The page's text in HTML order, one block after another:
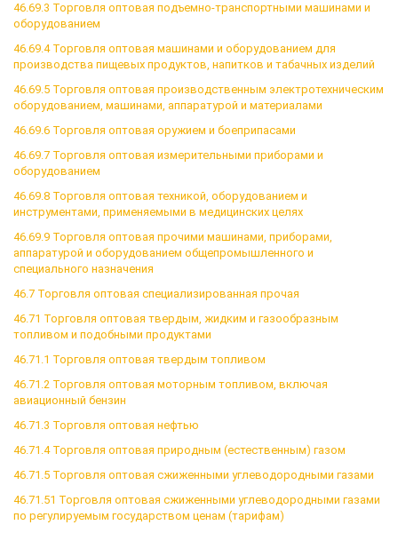
46.69.3 Торговля оптовая подъемно-транспортными машинами и
оборудованием
46.69.4 Торговля оптовая машинами и оборудованием для
производства пищевых продуктов, напитков и табачных изделий
46.69.5 Торговля оптовая производственным электротехническим
оборудованием, машинами, аппаратурой и материалами
46.69.6 Торговля оптовая оружием и боеприпасами
46.69.7 Торговля оптовая измерительными приборами и
оборудованием
46.69.8 Торговля оптовая техникой, оборудованием и
инструментами, применяемыми в медицинских целях
46.69.9 Торговля оптовая прочими машинами, приборами,
аппаратурой и оборудованием общепромышленного и
специального назначения
46.7 Торговля оптовая специализированная прочая
46.71 Торговля оптовая твердым, жидким и газообразным
топливом и подобными продуктами
46.71.1 Торговля оптовая твердым топливом
46.71.2 Торговля оптовая моторным топливом, включая
авиационный бензин
46.71.3 Торговля оптовая нефтью
46.71.4 Торговля оптовая природным (естественным) газом
46.71.5 Торговля оптовая сжиженными углеводородными газами
46.71.51 Торговля оптовая сжиженными углеводородными газами
по регулируемым государством ценам (тарифам)